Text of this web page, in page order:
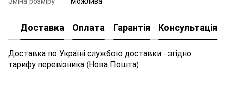
Доставка Оплата Гарантія Консультація
Доставка по Україні службою доставки - згідно
тарифу перевізника (Нова Пошта)